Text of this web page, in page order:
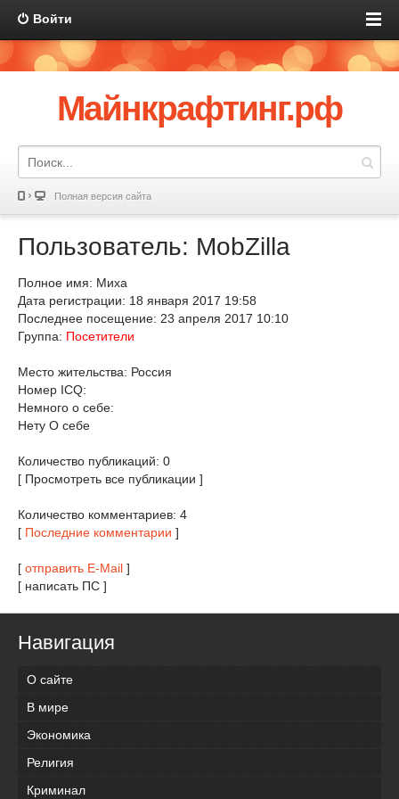
Войти
Майнкрафтинг.рф
Полная версия сайта
Пользователь: MobZilla
Полное имя: Миха
Дата регистрации: 18 января 2017 19:58
Последнее посещение: 23 апреля 2017 10:10
Группа: Посетители
Место жительства: Россия
Номер ICQ:
Немного о себе:
Нету О себе
Количество публикаций: 0
[ Просмотреть все публикации ]
Количество комментариев: 4
[ Последние комментарии ]
[ отправить E-Mail ]
[ написать ПС ]
Навигация
О сайте
В мире
Экономика
Религия
Криминал